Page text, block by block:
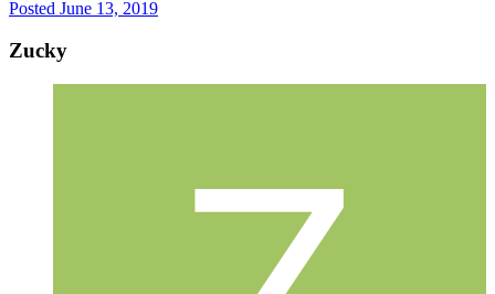
Posted June 13, 2019
Zucky